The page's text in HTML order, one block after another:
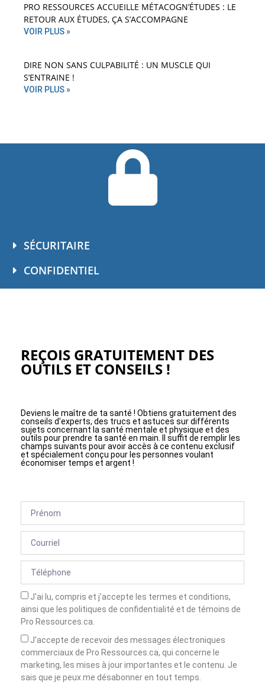
PRO RESSOURCES ACCUEILLE MÉTACOGN’ÉTUDES : LE
RETOUR AUX ÉTUDES, ÇA S’ACCOMPAGNE
VOIR PLUS »
DIRE NON SANS CULPABILITÉ : UN MUSCLE QUI
S’ENTRAINE !
VOIR PLUS »
SÉCURITAIRE
CONFIDENTIEL
REÇOIS GRATUITEMENT DES
OUTILS ET CONSEILS !
Deviens le maître de ta santé ! Obtiens gratuitement des
conseils d'experts, des trucs et astuces sur différents
sujets concernant la santé mentale et physique et des
outils pour prendre ta santé en main. Il suffit de remplir les
champs suivants pour avoir accès à ce contenu exclusif
et spécialement conçu pour les personnes voulant
économiser temps et argent !
J'ai lu, compris et j'accepte les termes et conditions,
ainsi que les politiques de confidentialité et de témoins de
Pro Ressources.ca.
J'accepte de recevoir des messages électroniques
commerciaux de Pro Ressources.ca, qui concerne le
marketing, les mises à jour importantes et le contenu. Je
sais que je peux me désabonner en tout temps.